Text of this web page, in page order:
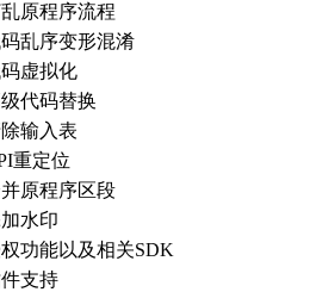
原程序流程
乱序变形混淆
虚拟化
代码替换
输入表
重定位
原程序区段
水印
功能以及相关SDK
支持